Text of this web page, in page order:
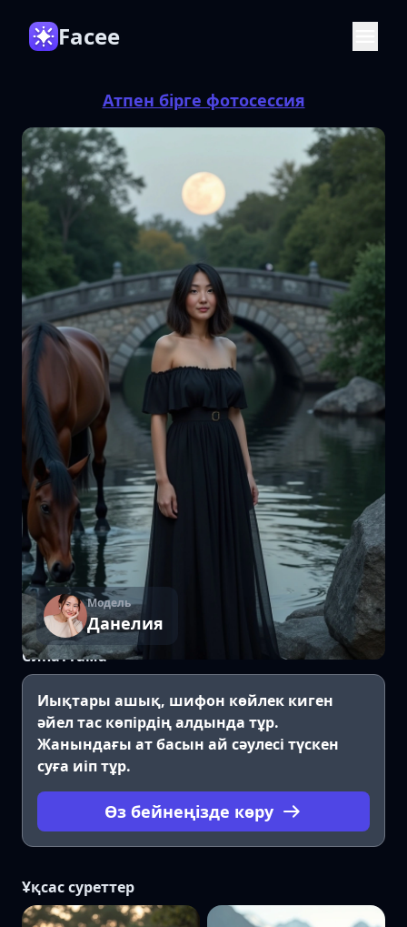
Facee
Атпен бірге фотосессия
Модель
Данелия
Сипаттама
Иықтары ашық, шифон көйлек киген
әйел тас көпірдің алдында тұр.
Жанындағы ат басын ай сәулесі түскен
суға иіп тұр.
Өз бейнеңізде көру
Ұқсас суреттер